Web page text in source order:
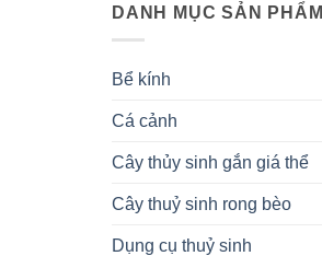
DANH MỤC SẢN PHẨM
Bể kính
Cá cảnh
Cây thủy sinh gắn giá thể
Cây thuỷ sinh rong bèo
Dụng cụ thuỷ sinh